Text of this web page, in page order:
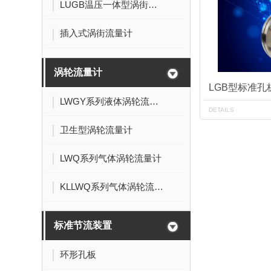
LUGB温压一体型涡街流量计
插入式涡街流量计
涡轮流量计
LWGY系列液体涡轮流量计
卫生型涡轮流量计
LWQ系列气体涡轮流量计
KLLWQ系列气体涡轮流量计
标准节流装置
环形孔板
LGB型标准孔
DETAILS